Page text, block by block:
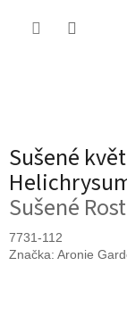
Sušené
Sušené
7731-112
Značka: Aronie